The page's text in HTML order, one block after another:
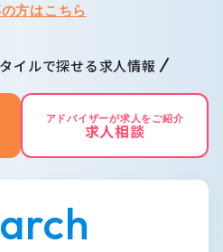
方はこちら
イルで探せる求人情報
アドバイザーが求人をご紹介
求人相談